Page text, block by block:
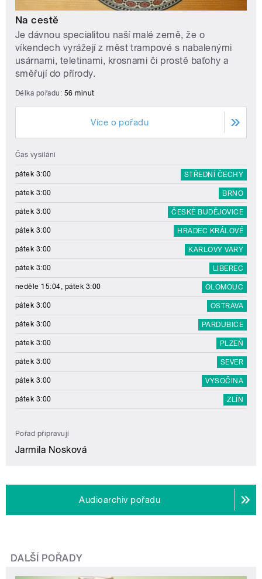
Na cestě
Je dávnou specialitou naší malé země, že o
víkendech vyrážejí z měst trampové s nabalenými
usárnami, teletinami, krosnami či prostě baťohy a
směřují do přírody.
Délka pořadu: 56 minut
Více o pořadu
Čas vysílání
pátek 3:00 STŘEDNÍ ČECHY
pátek 3:00 BRNO
pátek 3:00 ČESKÉ BUDĚJOVICE
pátek 3:00 HRADEC KRÁLOVÉ
pátek 3:00 KARLOVY VARY
pátek 3:00 LIBEREC
neděle 15:04, pátek 3:00 OLOMOUC
pátek 3:00 OSTRAVA
pátek 3:00 PARDUBICE
pátek 3:00 PLZEŇ
pátek 3:00 SEVER
pátek 3:00 VYSOČINA
pátek 3:00 ZLÍN
Pořad připravují
Jarmila Nosková
Audioarchiv pořadu
DALŠÍ POŘADY